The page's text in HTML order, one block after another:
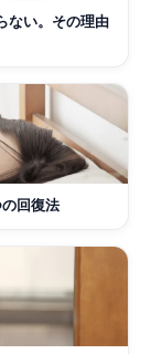
ない。その理由
回復法